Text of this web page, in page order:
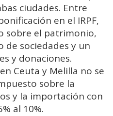
ciudades. Entre
en el IRPF,
sobre el patrimonio,
de sociedades y un
y donaciones.
Ceuta y Melilla no se
sobre la
y la importación con
al 10%.